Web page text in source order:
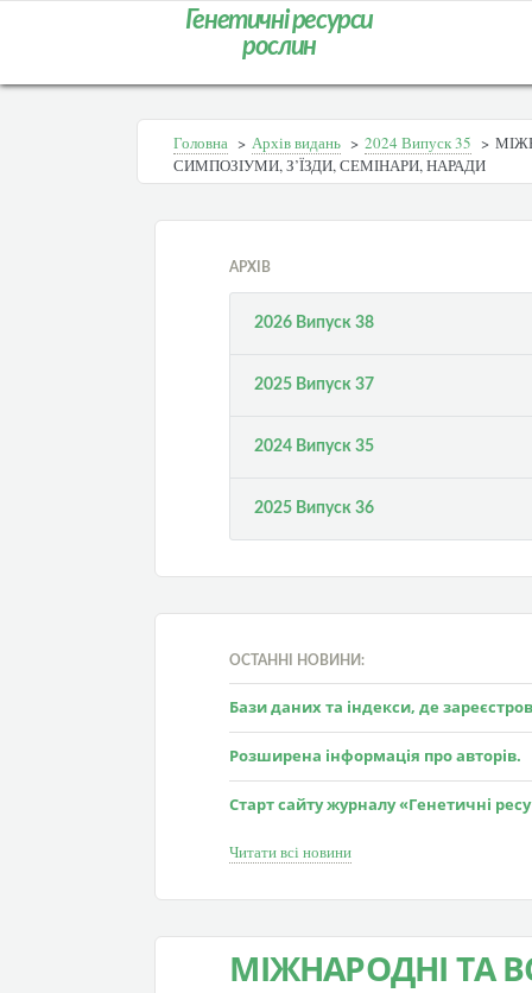
Генетичні ресурси
рослин
Головна > Архів видань > 2024 Випуск 35 >
СИМПОЗІУМИ, З’ЇЗДИ, СЕМІНАРИ, НАРАДИ
АРХІВ
2026 Випуск 38
2025 Випуск 37
2024 Випуск 35
2025 Випуск 36
ОСТАННІ НОВИНИ:
Бази даних та індекси, де
Розширена інформація про авторів.
Старт сайту журналу «Генетичні
Читати всі новини
МІЖНАРОДНІ ТА